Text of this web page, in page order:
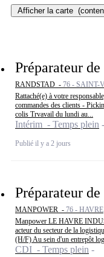
Afficher la carte
Préparateur
RANDSTAD - 76 - SAINT-
Rattaché(e) à votre
commandes des clients -
colis Trvavail du lundi au...
Intérim - Temps plein
Publié il y a 2 jours
Préparateur
MANPOWER - 76 - HAVRE
Manpower LE HAVRE
acteur du secteur de la
(H/F) Au sein d'un entrepôt
CDI - Temps plein